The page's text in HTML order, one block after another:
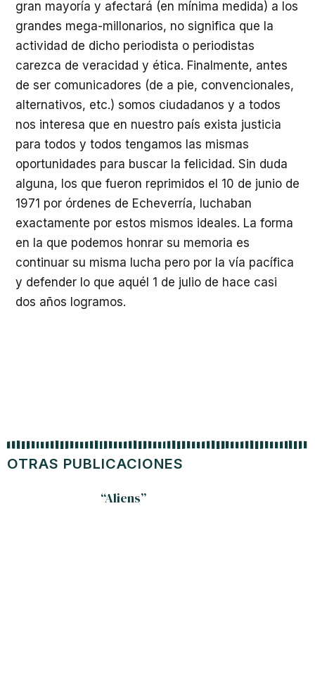
gran mayoría y afectará (en mínima medida) a los
grandes mega-millonarios, no significa que la
actividad de dicho periodista o periodistas
carezca de veracidad y ética. Finalmente, antes
de ser comunicadores (de a pie, convencionales,
alternativos, etc.) somos ciudadanos y a todos
nos interesa que en nuestro país exista justicia
para todos y todos tengamos las mismas
oportunidades para buscar la felicidad. Sin duda
alguna, los que fueron reprimidos el 10 de junio de
1971 por órdenes de Echeverría, luchaban
exactamente por estos mismos ideales. La forma
en la que podemos honrar su memoria es
continuar su misma lucha pero por la vía pacífica
y defender lo que aquél 1 de julio de hace casi
dos años logramos.
OTRAS PUBLICACIONES
“Aliens”